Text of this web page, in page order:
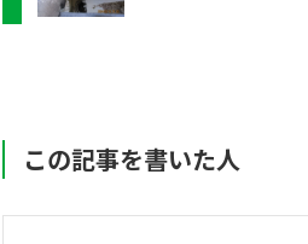
この記事を書いた人